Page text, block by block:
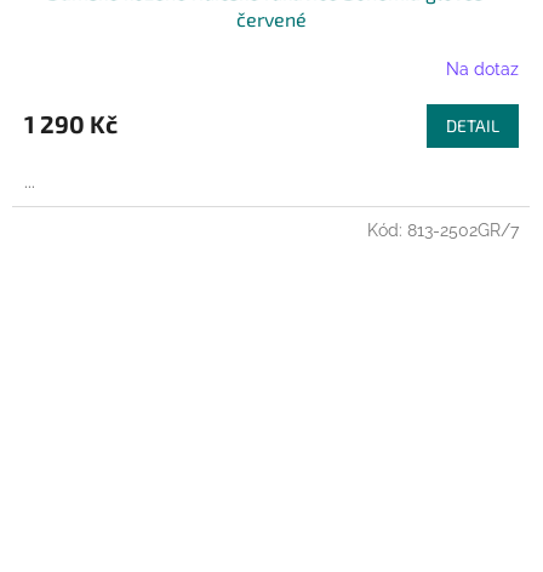
červené
Na dotaz
1 290 Kč DETAIL
...
Kód: 813-2502GR/7